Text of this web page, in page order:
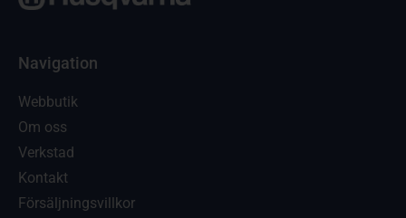
Navigation
Webbutik
Om oss
Verkstad
Kontakt
Försäljningsvillkor